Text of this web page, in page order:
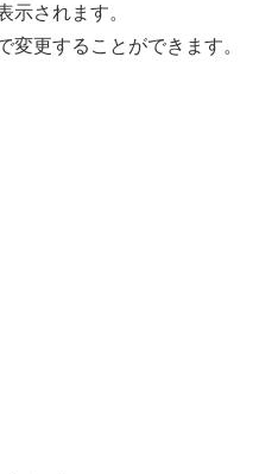
示されます。
更することができます。